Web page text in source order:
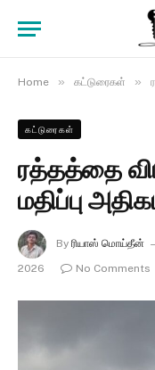
Home » கட்டுரைகள் »
கட்டுரைகள்
ரத்தத்தை
மதிப்பு
By ரியாஸ் மொய்தீன்
2026
No Comments